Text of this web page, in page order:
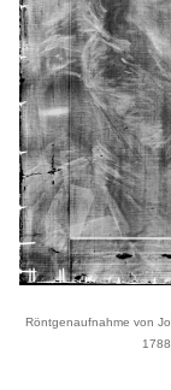
Röntgenaufnahme von